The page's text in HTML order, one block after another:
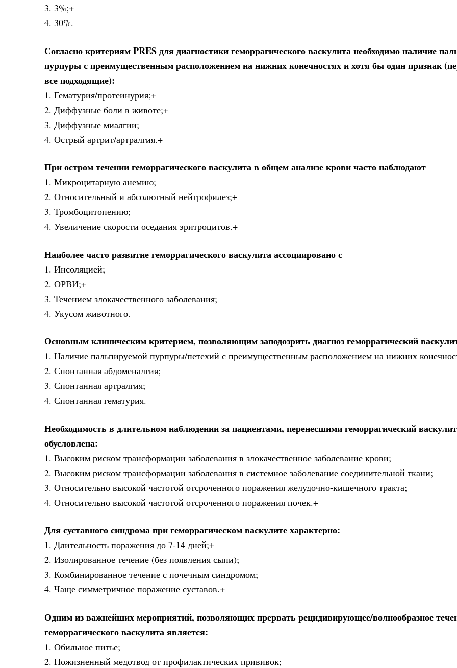
3. 3%;+
4. 30%.
Согласно критериям PRES для диагностики геморрагического васкулита необходимо наличие
пурпуры с преимущественным расположением на нижних конечностях и хотя бы один признак
все подходящие):
1. Гематурия/протеинурия;+
2. Диффузные боли в животе;+
3. Диффузные миалгии;
4. Острый артрит/артралгия.+
При остром течении геморрагического васкулита в общем анализе крови часто наблюдают
1. Микроцитарную анемию;
2. Относительный и абсолютный нейтрофилез;+
3. Тромбоцитопению;
4. Увеличение скорости оседания эритроцитов.+
Наиболее часто развитие геморрагического васкулита ассоциировано с
1. Инсоляцией;
2. ОРВИ;+
3. Течением злокачественного заболевания;
4. Укусом животного.
Основным клиническим критерием, позволяющим заподозрить диагноз геморрагический
1. Наличие пальпируемой пурпуры/петехий с преимущественным расположением на нижних
2. Спонтанная абдоменалгия;
3. Спонтанная артралгия;
4. Спонтанная гематурия.
Необходимость в длительном наблюдении за пациентами, перенесшими геморрагический васкулит
обусловлена:
1. Высоким риском трансформации заболевания в злокачественное заболевание крови;
2. Высоким риском трансформации заболевания в системное заболевание соединительной ткани;
3. Относительно высокой частотой отсроченного поражения желудочно-кишечного тракта;
4. Относительно высокой частотой отсроченного поражения почек.+
Для суставного синдрома при геморрагическом васкулите характерно:
1. Длительность поражения до 7-14 дней;+
2. Изолированное течение (без появления сыпи);
3. Комбинированное течение с почечным синдромом;
4. Чаще симметричное поражение суставов.+
Одним из важнейших мероприятий, позволяющих прервать рецидивирующее/волнообразное
геморрагического васкулита является:
1. Обильное питье;
2. Пожизненный медотвод от профилактических прививок;